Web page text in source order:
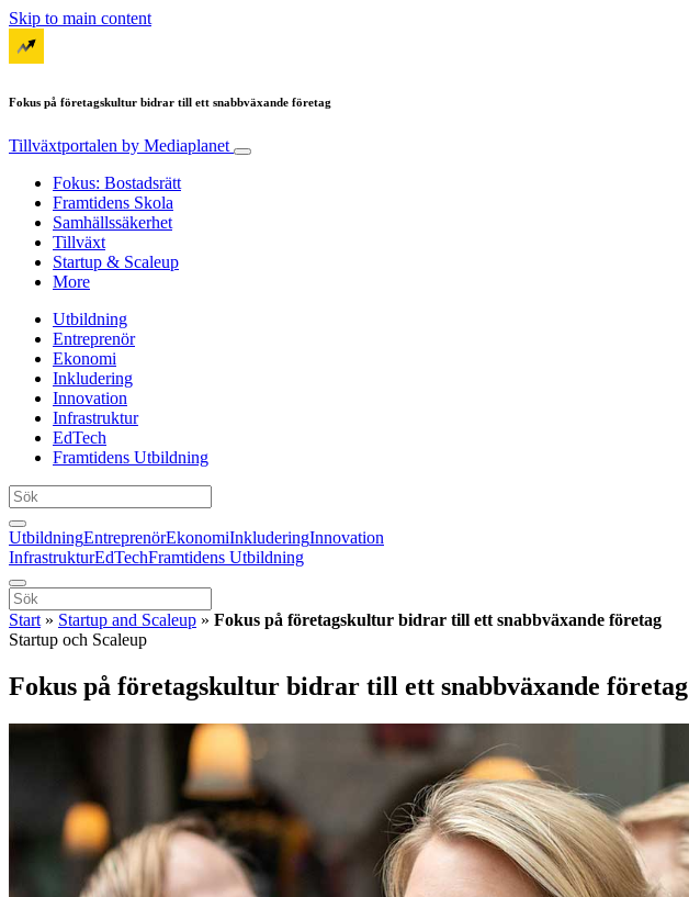
Skip to main content
Fokus på företagskultur bidrar till ett snabbväxande företag
Tillväxtportalen by Mediaplanet
Fokus: Bostadsrätt
Framtidens Skola
Samhällssäkerhet
Tillväxt
Startup & Scaleup
More
Utbildning
Entreprenör
Ekonomi
Inkludering
Innovation
Infrastruktur
EdTech
Framtidens Utbildning
UtbildningEntreprenörEkonomiInkluderingInnovation
InfrastrukturEdTechFramtidens Utbildning
Start » Startup and Scaleup » Fokus på företagskultur bidrar till ett snabbväxande företag
Startup och Scaleup
Fokus på företagskultur bidrar till ett snabbväxande företag